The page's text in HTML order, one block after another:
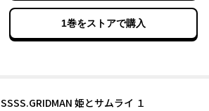
1巻をストアで購入
SSSS.GRIDMAN 姫とサムライ １